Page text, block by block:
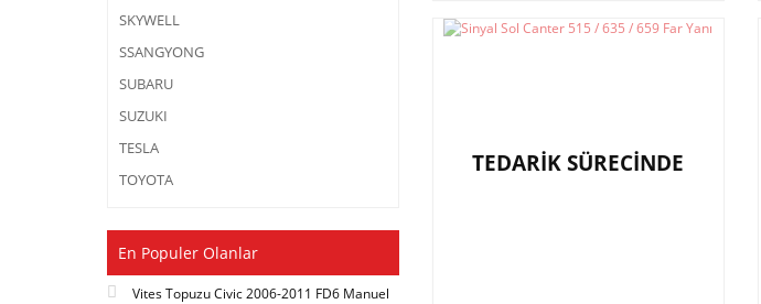
SKYWELL
SSANGYONG
SUBARU
SUZUKI
TESLA
TOYOTA
En Populer Olanlar
Vites Topuzu Civic 2006-2011 FD6 Manuel
TEDARİK SÜRECİNDE